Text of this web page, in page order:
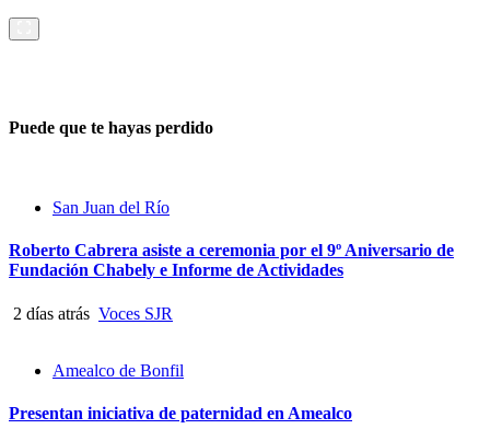
Puede que te hayas perdido
San Juan del Río
Roberto Cabrera asiste a ceremonia por el 9º Aniversario de
Fundación Chabely e Informe de Actividades
2 días atrás Voces SJR
Amealco de Bonfil
Presentan iniciativa de paternidad en Amealco